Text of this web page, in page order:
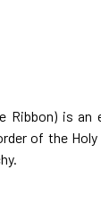
Ribbon) is
of the